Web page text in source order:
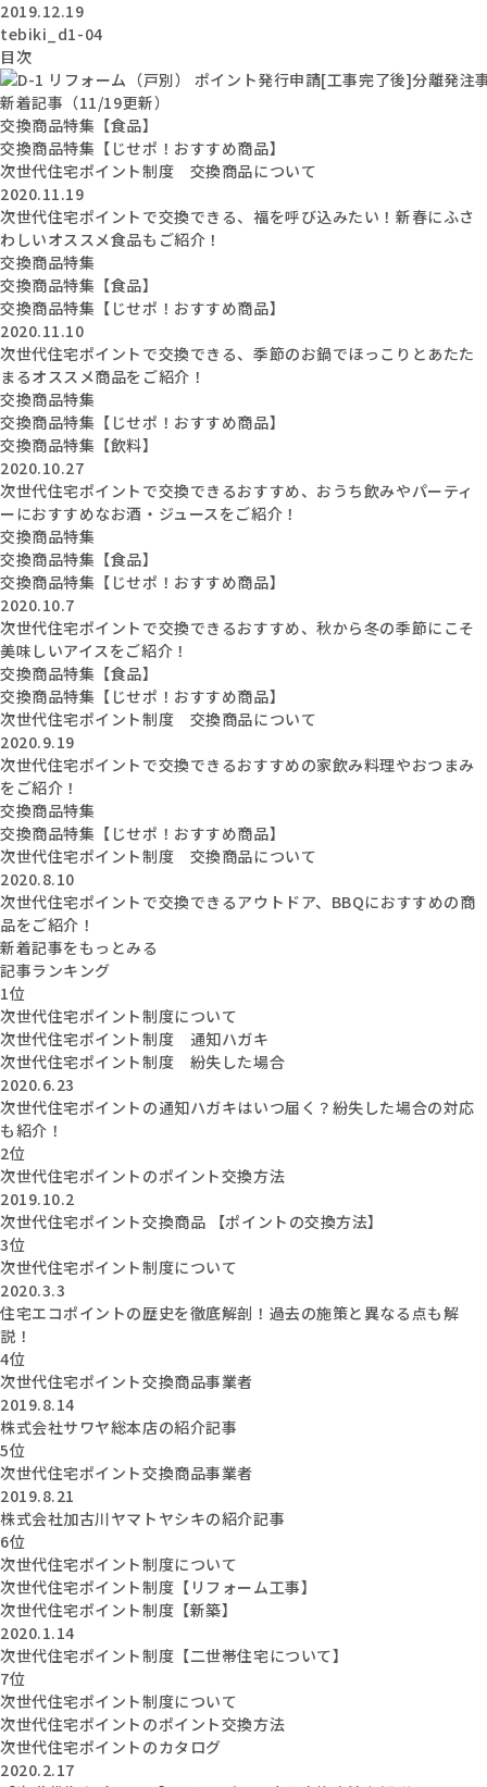
2019.12.19
tebiki_d1-04
目次
新着記事（11/19更新）
交換商品特集【食品】
交換商品特集【じせポ！おすすめ商品】
次世代住宅ポイント制度 交換商品について
2020.11.19
次世代住宅ポイントで交換できる、福を呼び込みたい！新春にふさ
わしいオススメ食品もご紹介！
交換商品特集
交換商品特集【食品】
交換商品特集【じせポ！おすすめ商品】
2020.11.10
次世代住宅ポイントで交換できる、季節のお鍋でほっこりとあたた
まるオススメ商品をご紹介！
交換商品特集
交換商品特集【じせポ！おすすめ商品】
交換商品特集【飲料】
2020.10.27
次世代住宅ポイントで交換できるおすすめ、おうち飲みやパーティ
ーにおすすめなお酒・ジュースをご紹介！
交換商品特集
交換商品特集【食品】
交換商品特集【じせポ！おすすめ商品】
2020.10.7
次世代住宅ポイントで交換できるおすすめ、秋から冬の季節にこそ
美味しいアイスをご紹介！
交換商品特集【食品】
交換商品特集【じせポ！おすすめ商品】
次世代住宅ポイント制度 交換商品について
2020.9.19
次世代住宅ポイントで交換できるおすすめの家飲み料理やおつまみ
をご紹介！
交換商品特集
交換商品特集【じせポ！おすすめ商品】
次世代住宅ポイント制度 交換商品について
2020.8.10
次世代住宅ポイントで交換できるアウトドア、BBQにおすすめの商
品をご紹介！
新着記事をもっとみる
記事ランキング
1位
次世代住宅ポイント制度について
次世代住宅ポイント制度 通知ハガキ
次世代住宅ポイント制度 紛失した場合
2020.6.23
次世代住宅ポイントの通知ハガキはいつ届く？紛失した場合の対応
も紹介！
2位
次世代住宅ポイントのポイント交換方法
2019.10.2
次世代住宅ポイント交換商品 【ポイントの交換方法】
3位
次世代住宅ポイント制度について
2020.3.3
住宅エコポイントの歴史を徹底解剖！過去の施策と異なる点も解
説！
4位
次世代住宅ポイント交換商品事業者
2019.8.14
株式会社サワヤ総本店の紹介記事
5位
次世代住宅ポイント交換商品事業者
2019.8.21
株式会社加古川ヤマトヤシキの紹介記事
6位
次世代住宅ポイント制度について
次世代住宅ポイント制度【リフォーム工事】
次世代住宅ポイント制度【新築】
2020.1.14
次世代住宅ポイント制度【二世帯住宅について】
7位
次世代住宅ポイント制度について
次世代住宅ポイントのポイント交換方法
次世代住宅ポイントのカタログ
2020.2.17